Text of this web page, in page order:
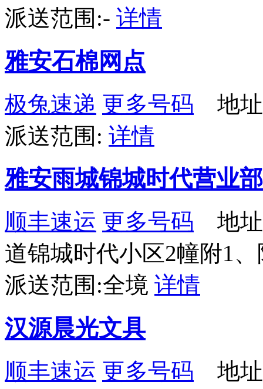
派送范围:- 详情
雅安石棉网点
极兔速递 更多号码 地址
派送范围: 详情
雅安雨城锦城时代营业部
顺丰速运 更多号码 地址
道锦城时代小区2幢附1、
派送范围:全境 详情
汉源晨光文具
顺丰速运 更多号码 地址